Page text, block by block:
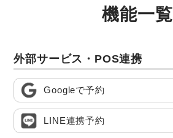
機能一覧
外部サービス・POS連携
Googleで予約
LINE連携予約